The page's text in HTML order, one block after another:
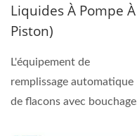
Liquides À Pompe À
Piston)
L'équipement de
remplissage automatique
de flacons avec bouchage